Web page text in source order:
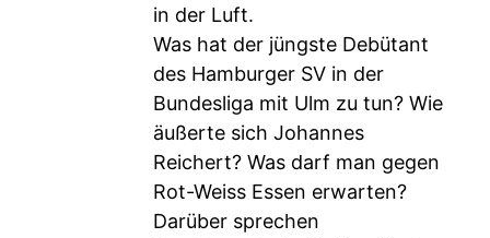
in der Luft.
Was hat der jüngste Debütant
des Hamburger SV in der
Bundesliga mit Ulm zu tun? Wie
äußerte sich Johannes
Reichert? Was darf man gegen
Rot-Weiss Essen erwarten?
Darüber sprechen